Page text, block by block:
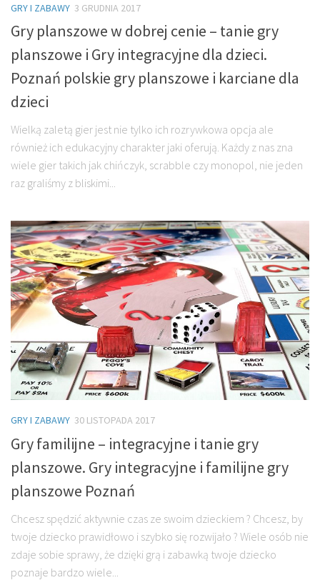
GRY I ZABAWY 3 GRUDNIA 2017
Gry planszowe w dobrej cenie – tanie gry
planszowe i Gry integracyjne dla dzieci.
Poznań polskie gry planszowe i karciane dla
dzieci
Wielką zaletą gier jest nie tylko ich rozrywkowa opcja ale
również ich edukacyjny charakter jaki oferują. Każdy z nas zna
wiele gier takich jak chińczyk, scrabble czy monopol, nie jeden
raz graliśmy z bliskimi...
GRY I ZABAWY 30 LISTOPADA 2017
Gry familijne – integracyjne i tanie gry
planszowe. Gry integracyjne i familijne gry
planszowe Poznań
Chcesz spędzić aktywnie czas ze swoim dzieckiem ? Chcesz, by
twoje dziecko prawidłowo i szybko się rozwijało ? Wiele osób nie
zdaje sobie sprawy, że dzięki grą i zabawką twoje dziecko
poznaje bardzo wiele...